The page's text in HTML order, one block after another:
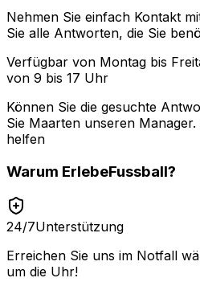
Nehmen Sie einfach Kontakt
Sie alle Antworten, die Sie
Verfügbar von Montag bis
von 9 bis 17 Uhr
Können Sie die gesuchte
Sie Maarten unseren
helfen
Warum ErlebeFussball?
24/7Unterstützung
Erreichen Sie uns im Notfall
um die Uhr!